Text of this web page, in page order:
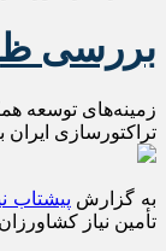
بررسی
زمینه‌های توسعه
تراکتورسازی
به گزارش پیشتاب
تأمین نیاز